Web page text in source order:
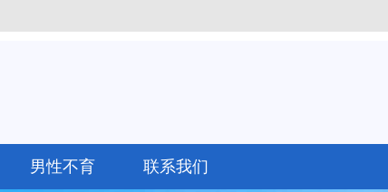
男性不育 联系我们